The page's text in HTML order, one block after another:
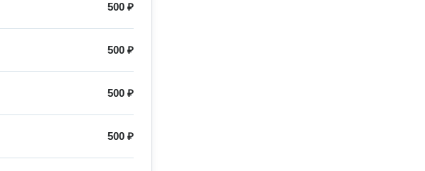
500 ₽
500 ₽
500 ₽
500 ₽